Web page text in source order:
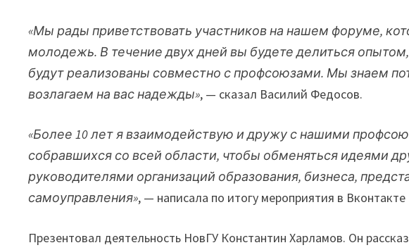
«Мы рады приветствовать участников на нашем форуме,
молодежь. В течение двух дней вы будете делиться
будут реализованы совместно с профсоюзами. Мы знаем
возлагаем на вас надежды», — сказал Василий Федосов.
«Более 10 лет я взаимодействую и дружу с нашими
собравшихся со всей области, чтобы обменяться идеями
руководителями организаций образования, бизнеса,
самоуправления», — написала по итогу мероприятия в
Презентовал деятельность НовГУ Константин Харламов. Он